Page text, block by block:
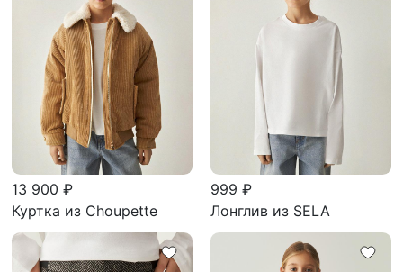
13 900 ₽
Куртка из Choupette
999 ₽
Лонглив из SELA